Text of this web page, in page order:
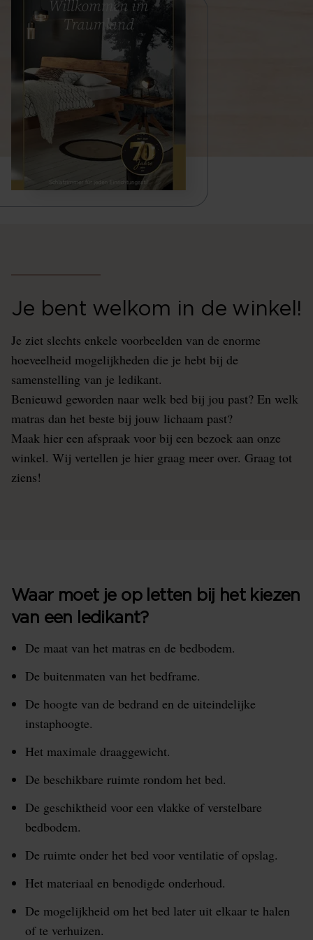
Je bent welkom in de winkel!
Je ziet slechts enkele voorbeelden van de enorme
hoeveelheid mogelijkheden die je hebt bij de
samenstelling van je ledikant.
Benieuwd geworden naar welk bed bij jou past? En welk
matras dan het beste bij jouw lichaam past?
Maak hier een afspraak voor bij een bezoek aan onze
winkel. Wij vertellen je hier graag meer over. Graag tot
ziens!
Waar moet je op letten bij het kiezen
van een ledikant?
De maat van het matras en de bedbodem.
De buitenmaten van het bedframe.
De hoogte van de bedrand en de uiteindelijke
instaphoogte.
Het maximale draaggewicht.
De beschikbare ruimte rondom het bed.
De geschiktheid voor een vlakke of verstelbare
bedbodem.
De ruimte onder het bed voor ventilatie of opslag.
Het materiaal en benodigde onderhoud.
De mogelijkheid om het bed later uit elkaar te halen
of te verhuizen.